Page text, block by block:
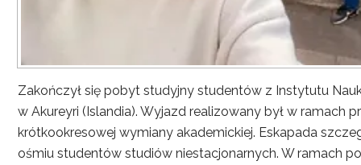
Zakończył się pobyt studyjny studentów z Instytutu
w Akureyri (Islandia). Wyjazd realizowany był w ramach
krótkookresowej wymiany akademickiej. Eskapada
ośmiu studentów studiów niestacjonarnych. W ramach